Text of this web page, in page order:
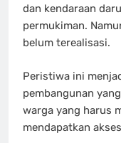
dan kendaraan
permukiman.
belum terealisasi.
Peristiwa ini
pembangunan
warga yang harus
mendapatkan